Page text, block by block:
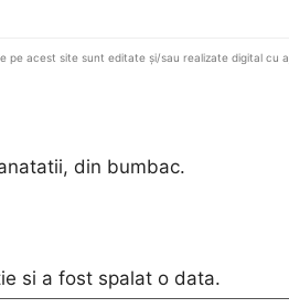
pe acest site sunt editate și/sau realizate digital cu
din bumbac.
si a fost spalat o data.